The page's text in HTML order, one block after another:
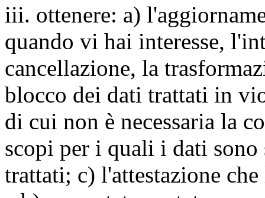
iii. ottenere: a)
quando vi hai interesse,
cancellazione, la
blocco dei dati trattati in
di cui non è necessaria la
scopi per i quali i dati sono
trattati; c) l'attestazione